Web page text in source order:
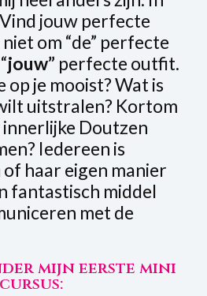
jouw perfecte
om “de” perfecte
jouw” perfecte outfit.
op je mooist? Wat is
uitstralen? Kortom
innerlijke Doutzen
Iedereen is
haar eigen manier
fantastisch middel
met de
mijn eerste mini
cursus: